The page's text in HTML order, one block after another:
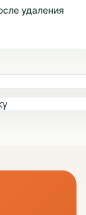
удаления